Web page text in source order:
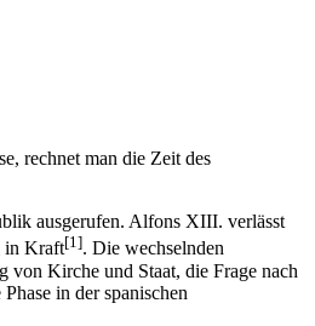
rechnet man die Zeit des
ausgerufen. Alfons XIII. verlässt
in Kraft[1]. Die wechselnden
von Kirche und Staat, die Frage nach
in der spanischen